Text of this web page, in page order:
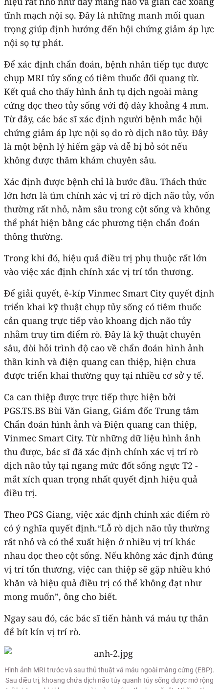
tĩnh mạch nội sọ. Đây là những manh mối quan
trọng giúp định hướng đến hội chứng giảm áp lực
nội sọ tự phát.
Để xác định chẩn đoán, bệnh nhân tiếp tục được
chụp MRI tủy sống có tiêm thuốc đối quang từ.
Kết quả cho thấy hình ảnh tụ dịch ngoài màng
cứng dọc theo tủy sống với độ dày khoảng 4 mm.
Từ đây, các bác sĩ xác định người bệnh mắc hội
chứng giảm áp lực nội sọ do rò dịch não tủy. Đây
là một bệnh lý hiếm gặp và dễ bị bỏ sót nếu
không được thăm khám chuyên sâu.
Xác định được bệnh chỉ là bước đầu. Thách thức
lớn hơn là tìm chính xác vị trí rò dịch não tủy, vốn
thường rất nhỏ, nằm sâu trong cột sống và không
thể phát hiện bằng các phương tiện chẩn đoán
thông thường.
Trong khi đó, hiệu quả điều trị phụ thuộc rất lớn
vào việc xác định chính xác vị trí tổn thương.
Để giải quyết, ê-kíp Vinmec Smart City quyết định
triển khai kỹ thuật chụp tủy sống có tiêm thuốc
cản quang trực tiếp vào khoang dịch não tủy
nhằm truy tìm điểm rò. Đây là kỹ thuật chuyên
sâu, đòi hỏi trình độ cao về chẩn đoán hình ảnh
thần kinh và điện quang can thiệp, hiện chưa
được triển khai thường quy tại nhiều cơ sở y tế.
Ca can thiệp được trực tiếp thực hiện bởi
PGS.TS.BS Bùi Văn Giang, Giám đốc Trung tâm
Chẩn đoán hình ảnh và Điện quang can thiệp,
Vinmec Smart City. Từ những dữ liệu hình ảnh
thu được, bác sĩ đã xác định chính xác vị trí rò
dịch não tủy tại ngang mức đốt sống ngực T2 -
mắt xích quan trọng nhất quyết định hiệu quả
điều trị.
Theo PGS Giang, việc xác định chính xác điểm rò
có ý nghĩa quyết định.“Lỗ rò dịch não tủy thường
rất nhỏ và có thể xuất hiện ở nhiều vị trí khác
nhau dọc theo cột sống. Nếu không xác định đúng
vị trí tổn thương, việc can thiệp sẽ gặp nhiều khó
khăn và hiệu quả điều trị có thể không đạt như
mong muốn”, ông cho biết.
Ngay sau đó, các bác sĩ tiến hành vá máu tự thân
để bít kín vị trí rò.
Hình ảnh MRI trước và sau thủ thuật vá máu ngoài màng cứng (EBP).
Sau điều trị, khoang chứa dịch não tủy quanh tủy sống được mở rộng